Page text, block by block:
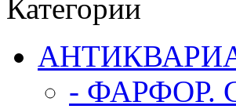
Категории
- ФАРФОР.